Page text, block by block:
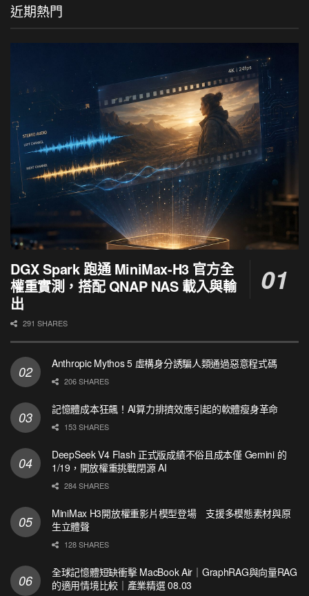
近期熱門
DGX Spark 跑通 MiniMax-H3 官方全
權重實測，搭配 QNAP NAS 載入與輸
出
291 SHARES
Anthropic Mythos 5 虛構身分誘騙人類通過惡意程式碼
206 SHARES
記憶體成本狂飆！AI算力排擠效應引起的軟體瘦身革命
153 SHARES
DeepSeek V4 Flash 正式版成績不俗且成本僅 Gemini 的
1/19，開放權重挑戰閉源 AI
284 SHARES
MiniMax H3開放權重影片模型登場 支援多模態素材與原
生立體聲
128 SHARES
全球記憶體短缺衝擊 MacBook Air｜GraphRAG與向量RAG
的適用情境比較｜產業精選 08.03